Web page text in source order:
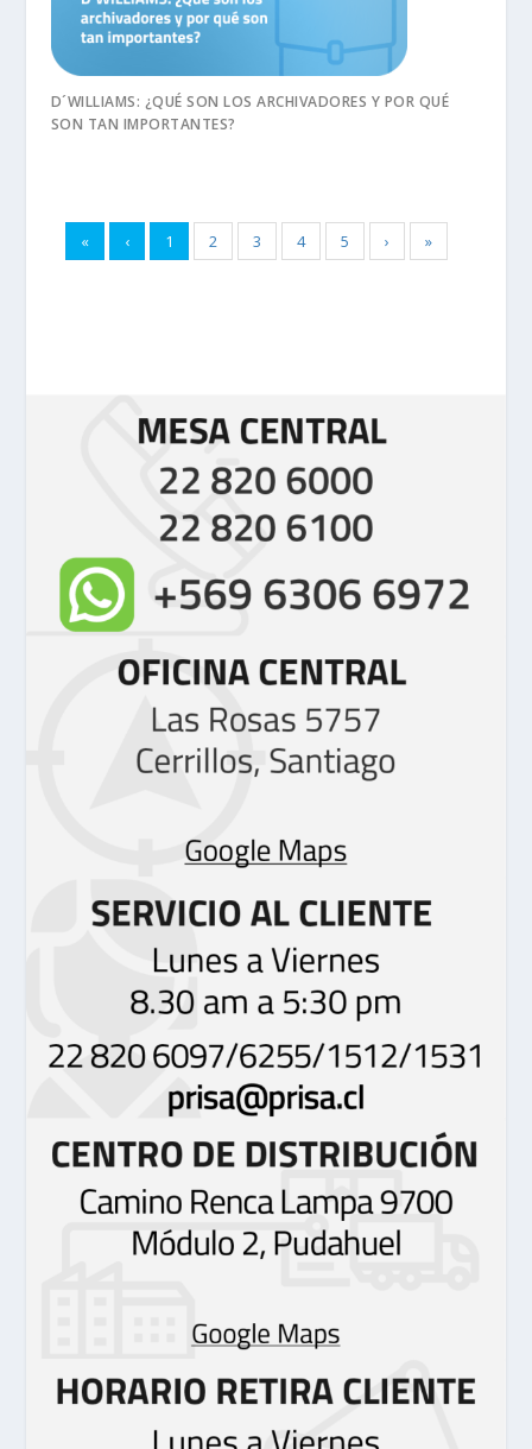
D´WILLIAMS: ¿QUÉ SON LOS ARCHIVADORES Y POR QUÉ
SON TAN IMPORTANTES?
« ‹ 1 2 3 4 5 › »